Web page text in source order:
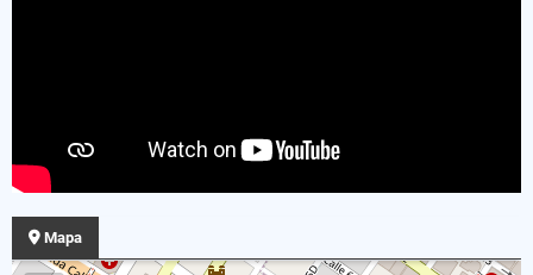
Mapa